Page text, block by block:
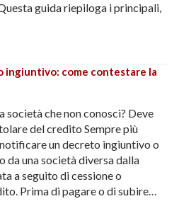
guida riepiloga i principali,
ingiuntivo: come contestare la
società che non conosci? Deve
del credito Sempre più
un decreto ingiuntivo o
da una società diversa dalla
a seguito di cessione o
Prima di pagare o di subire…